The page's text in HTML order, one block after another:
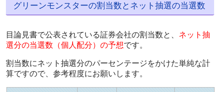
グリーンモンスターの割当数とネット抽選の当選数
目論見書で公表されている証券会社の割当数と、 ネット抽
選分の当選数（個人配分）の予想です。
割当数にネット抽選分のパーセンテージをかけた単純な計
算ですので、参考程度にお願いします。